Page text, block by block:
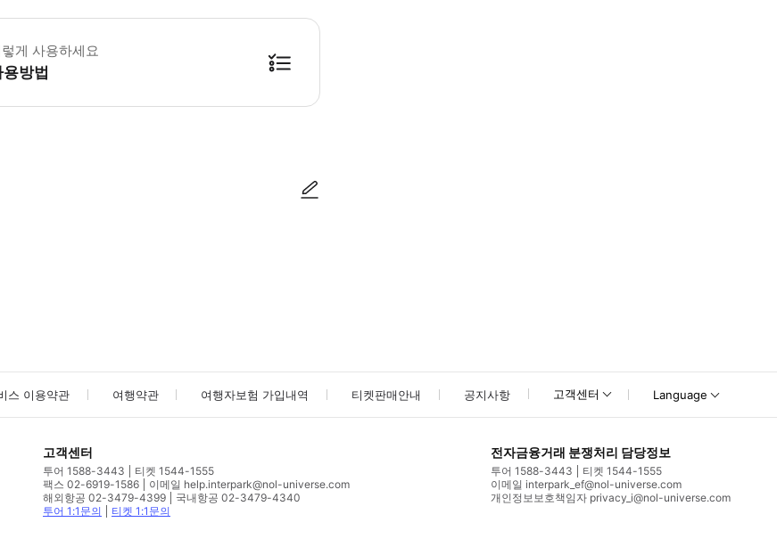
간 : 120분 (옵션에 따라 소요 시간이 다를 수 있으니, 예약 시 확인 부탁드립니다.)
게 사용하세요
용방법
스 이용약관 여행약관 여행자보험 가입내역 티켓판매안내 공지사항 고객센터 Language
고객센터
투어 1588-3443
티켓 1544-1555
팩스 02-6919-1586
이메일 help.interpark@nol-universe.com
해외항공 02-3479-4399
국내항공 02-3479-4340
투어 1:1문의
티켓 1:1문의
전자금융거래 분쟁처리 담당정보
투어 1588-3443
티켓 1544-1555
이메일 interpark_ef@nol-universe.com
개인정보보호책임자 privacy_i@nol-universe.com